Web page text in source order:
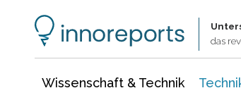
das
Wissenschaft & Technik